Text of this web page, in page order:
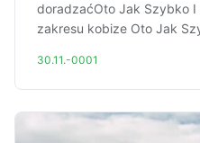
doradzaćOto Jak Szybko
zakresu kobize Oto Jak
30.11.-0001